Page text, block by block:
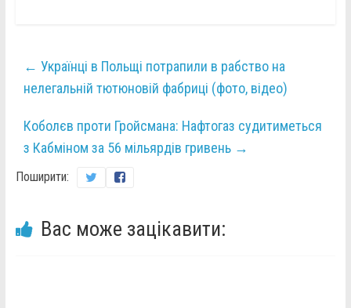
← Українці в Польщі потрапили в рабство на
нелегальній тютюновій фабриці (фото, відео)
Коболєв проти Гройсмана: Нафтогаз судитиметься
з Кабміном за 56 мільярдів гривень →
Поширити:
Вас може зацікавити: